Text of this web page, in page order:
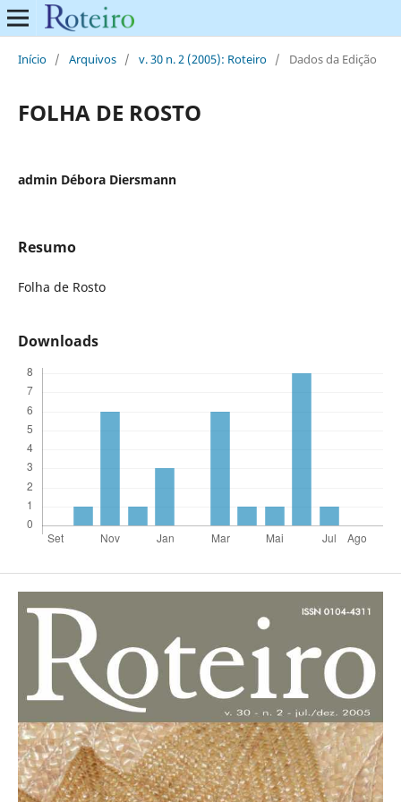
Início / Arquivos / v. 30 n. 2 (2005): Roteiro / Dados da Edição
FOLHA DE ROSTO
admin Débora Diersmann
Resumo
Folha de Rosto
Downloads